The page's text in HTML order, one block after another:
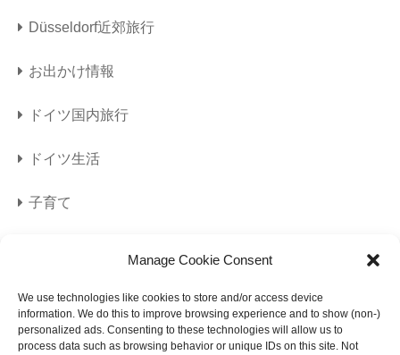
Manage Cookie Consent
We use technologies like cookies to store and/or access device
information. We do this to improve browsing experience and to show (non-)
personalized ads. Consenting to these technologies will allow us to
process data such as browsing behavior or unique IDs on this site. Not
Düsseldorf近郊旅行
お出かけ情報
ドイツ国内旅行
ドイツ生活
子育て
海外旅行
美容